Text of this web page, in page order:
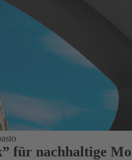
für nachhaltige